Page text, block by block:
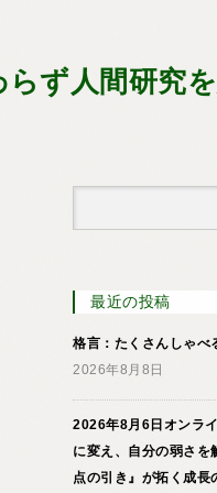
ず人間研究
最近の投稿
格言：たくさんしゃべ
2026年8月8日
2026年8月6日オンラ
に変え、自分の弱さを
点の引き』が拓く成長